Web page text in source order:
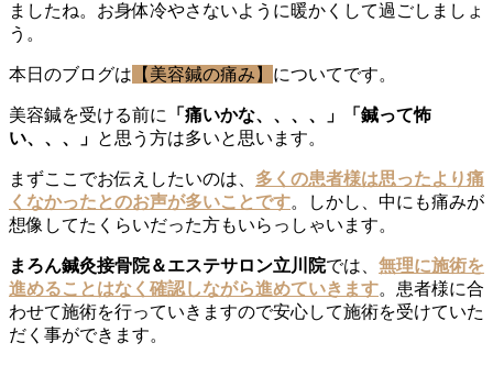
ましたね。お身体冷やさないように暖かくして過ごしましょ
う。
本日のブログは 【美容鍼の痛み】 についてです。
美容鍼を受ける前に
「痛いかな、、、、」「鍼って怖
い、、、」 と思う方は多いと思います。
まずここでお伝えしたいのは、 多くの患者様は思ったより痛
くなかったとのお声が多いことです。しかし、中にも痛みが
想像してたくらいだった方もいらっしゃいます。
まろん鍼灸接骨院＆エステサロン立川院では、 無理に施術を
進めることはなく確認しながら進めていきます。患者様に合
わせて施術を行っていきますので安心して施術を受けていた
だく事ができます。